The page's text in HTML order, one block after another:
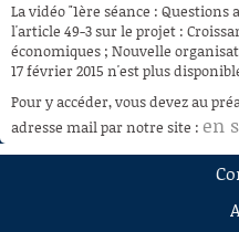
À LA DEMANDE
RECHERCHE
AIDE À LA DÉCOUPE
DE VIDÉOS
La vidéo "1ère séance :
l'article 49-3 sur le projet :
économiques ; Nouvelle
17 février 2015 n'est plus
Pour y accéder, vous devez au
adresse mail par notre site : en